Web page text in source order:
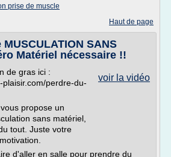
prise de muscle
Haut de page
SANS
Matériel nécessaire !!
voir la vidéo
de gras ici :
perdre-du-
propose un
sans matériel,
tout. Juste votre
d'aller en salle pour prendre du